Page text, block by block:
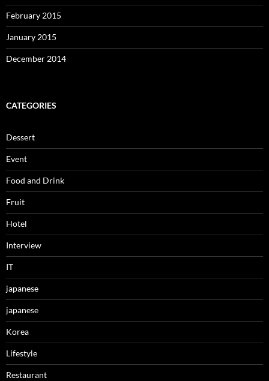
February 2015
January 2015
December 2014
CATEGORIES
Dessert
Event
Food and Drink
Fruit
Hotel
Interview
IT
japanese
japanese
Korea
Lifestyle
Restaurant